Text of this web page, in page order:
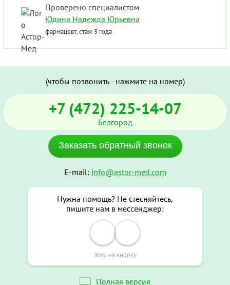
Проверено специалистом
Юдина Надежда Юрьевна
фармацевт, стаж 3 года
(чтобы позвонить - нажмите на номер)
+7 (472) 225-14-07
Белгород
Заказать обратный звонок
E-mail: info@astor-med.com
Нужна помощь? Не стесняйтесь,
пишите нам в мессенджер:
Жми на кнопку
Полная версия